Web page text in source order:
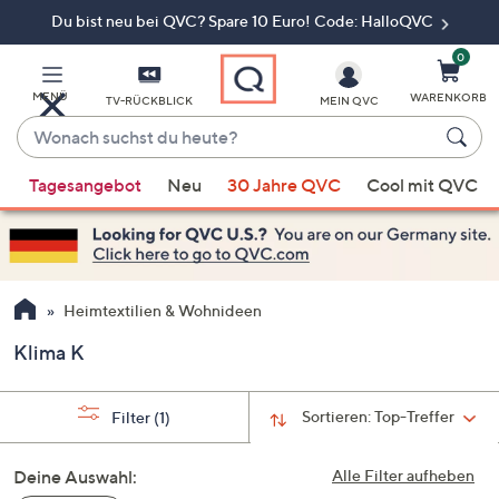
Du bist neu bei QVC? Spare 10 Euro! Code: HalloQVC
MENÜ TV-RÜCKBLICK
Wonach
suchst
du
heute?
Vorschläge
verfügbar
sind,
verwenden
Sie
Pfeiltasten
nach
und
nach
unten
MEIN QVC
0
WARENKORB
Tagesangebot Neu 30 Jahre QVC Cool mit QVC
Heimtextilien & Wohnideen
Klima K
Sortieren:Top-Treffer
Filter (1)
Alle Filter aufheben
Deine Auswahl: